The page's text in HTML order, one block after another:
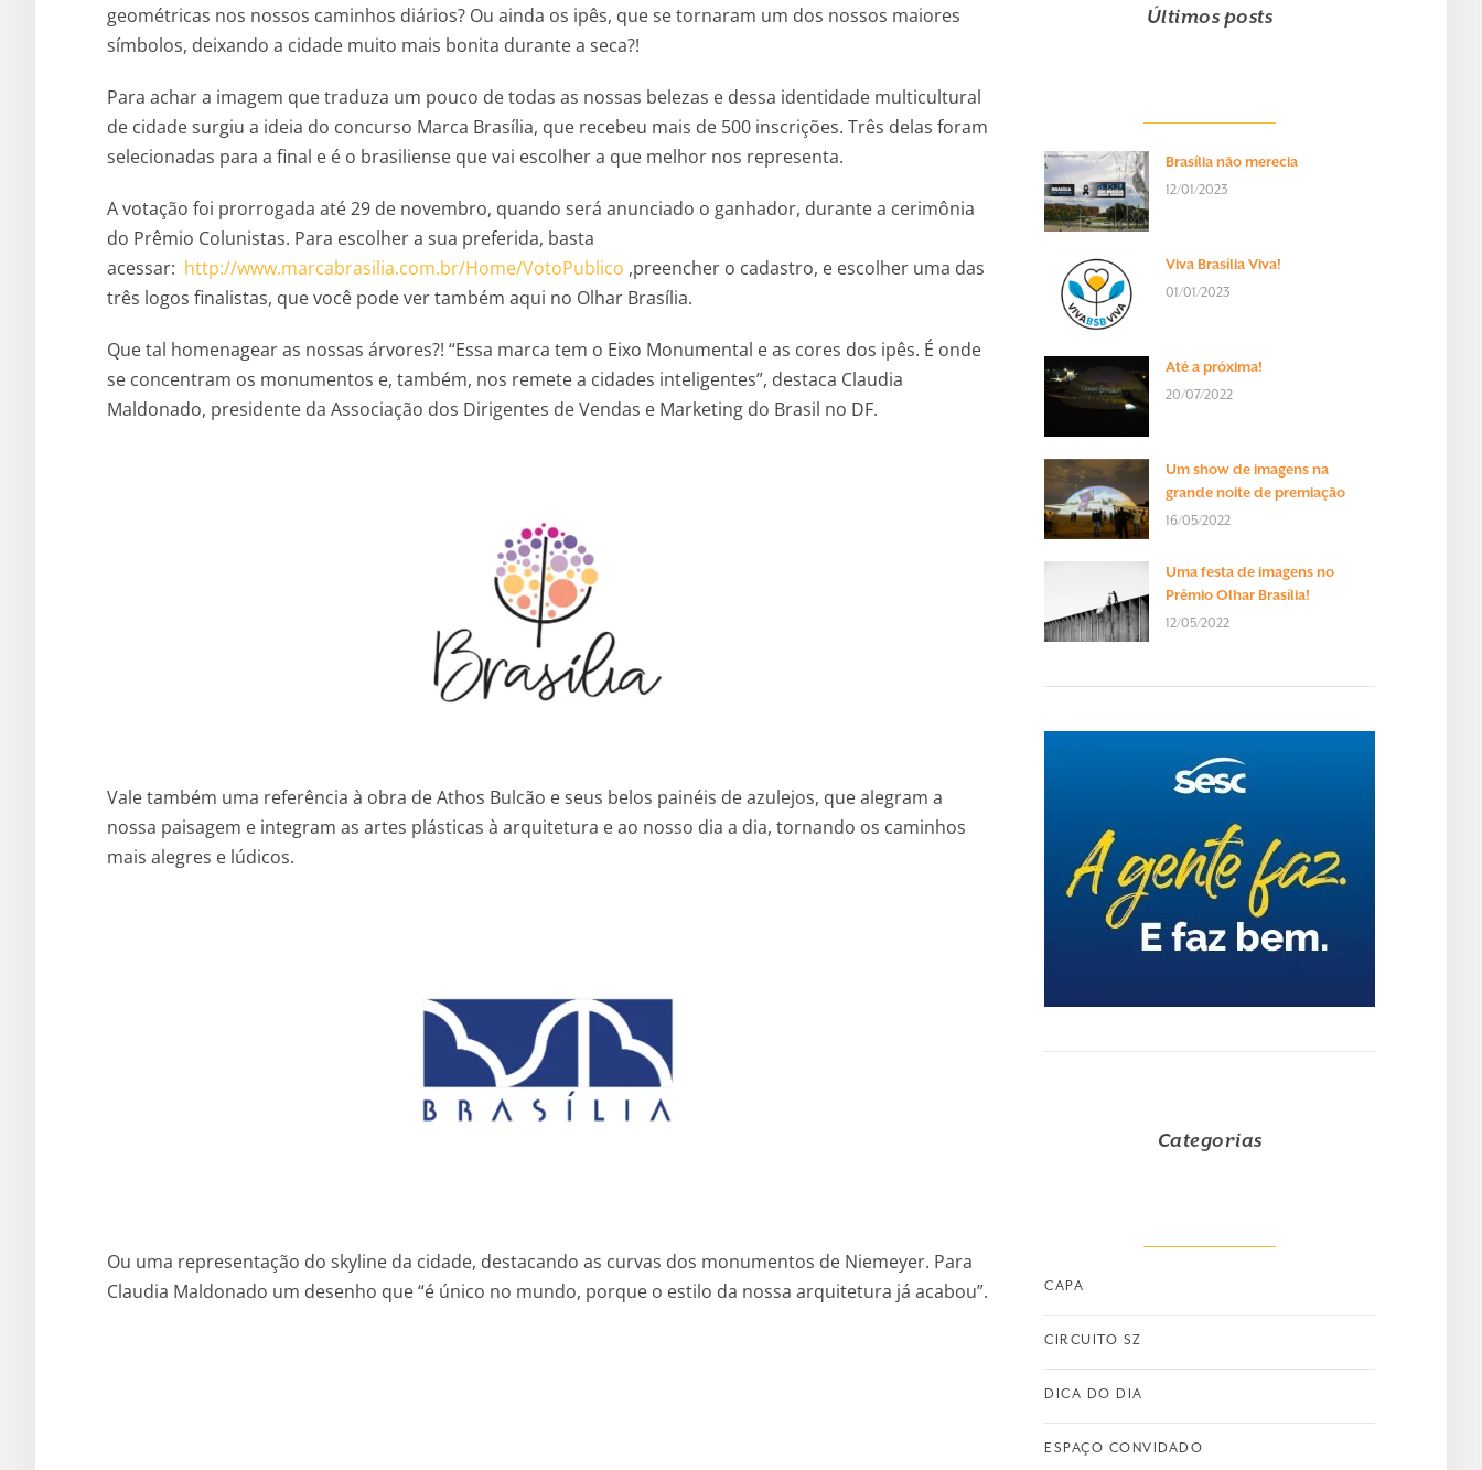
geométricas nos nossos caminhos diários? Ou ainda os ipês, que se tornaram um dos nossos maiores
símbolos, deixando a cidade muito mais bonita durante a seca?!
Para achar a imagem que traduza um pouco de todas as nossas belezas e dessa identidade multicultural
de cidade surgiu a ideia do concurso Marca Brasília, que recebeu mais de 500 inscrições. Três delas foram
selecionadas para a final e é o brasiliense que vai escolher a que melhor nos representa.
A votação foi prorrogada até 29 de novembro, quando será anunciado o ganhador, durante a cerimônia
do Prêmio Colunistas. Para escolher a sua preferida, basta
acessar: http://www.marcabrasilia.com.br/Home/VotoPublico ,preencher o cadastro, e escolher uma das
três logos finalistas, que você pode ver também aqui no Olhar Brasília.
Que tal homenagear as nossas árvores?! “Essa marca tem o Eixo Monumental e as cores dos ipês. É onde
se concentram os monumentos e, também, nos remete a cidades inteligentes”, destaca Claudia
Maldonado, presidente da Associação dos Dirigentes de Vendas e Marketing do Brasil no DF.
Vale também uma referência à obra de Athos Bulcão e seus belos painéis de azulejos, que alegram a
nossa paisagem e integram as artes plásticas à arquitetura e ao nosso dia a dia, tornando os caminhos
mais alegres e lúdicos.
Ou uma representação do skyline da cidade, destacando as curvas dos monumentos de Niemeyer. Para
Claudia Maldonado um desenho que “é único no mundo, porque o estilo da nossa arquitetura já acabou”.
Últimos posts
Brasília não merecia
12/01/2023
Viva Brasília Viva!
01/01/2023
Até a próxima!
20/07/2022
Um show de imagens na
grande noite de premiação
16/05/2022
Uma festa de imagens no
Prêmio Olhar Brasília!
12/05/2022
Categorias
CAPA
CIRCUITO SZ
DICA DO DIA
ESPAÇO CONVIDADO